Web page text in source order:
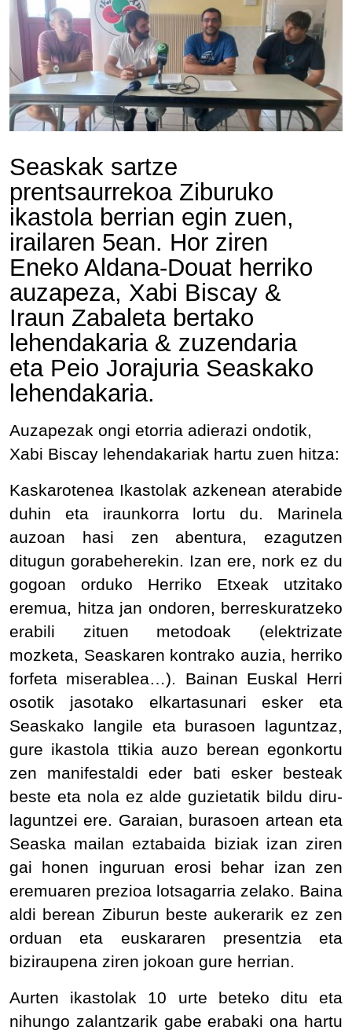
Seaskak sartze
prentsaurrekoa Ziburuko
ikastola berrian egin zuen,
irailaren 5ean. Hor ziren
Eneko Aldana-Douat herriko
auzapeza, Xabi Biscay &
Iraun Zabaleta bertako
lehendakaria & zuzendaria
eta Peio Jorajuria Seaskako
lehendakaria.
Auzapezak ongi etorria adierazi ondotik,
Xabi Biscay lehendakariak hartu zuen hitza:
Kaskarotenea Ikastolak azkenean aterabide
duhin eta iraunkorra lortu du. Marinela
auzoan hasi zen abentura, ezagutzen
ditugun gorabeherekin. Izan ere, nork ez du
gogoan orduko Herriko Etxeak utzitako
eremua, hitza jan ondoren, berreskuratzeko
erabili zituen metodoak (elektrizate
mozketa, Seaskaren kontrako auzia, herriko
forfeta miserablea…). Bainan Euskal Herri
osotik jasotako elkartasunari esker eta
Seaskako langile eta burasoen laguntzaz,
gure ikastola ttikia auzo berean egonkortu
zen manifestaldi eder bati esker besteak
beste eta nola ez alde guzietatik bildu diru-
laguntzei ere. Garaian, burasoen artean eta
Seaska mailan eztabaida biziak izan ziren
gai honen inguruan erosi behar izan zen
eremuaren prezioa lotsagarria zelako. Baina
aldi berean Ziburun beste aukerarik ez zen
orduan eta euskararen presentzia eta
biziraupena ziren jokoan gure herrian.
Aurten ikastolak 10 urte beteko ditu eta
nihungo zalantzarik gabe erabaki ona hartu